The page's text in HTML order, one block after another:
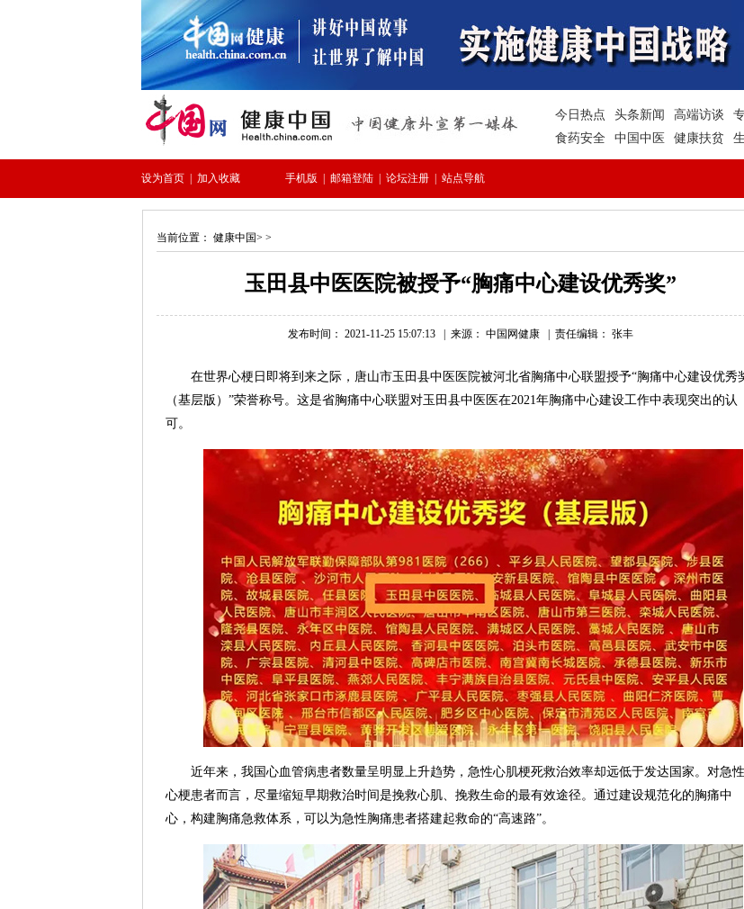
当前位置： 健康中国> >
玉田县中医医院被授予“胸痛中心建设优秀奖”
发布时间： 2021-11-25 15:07:13 来源： 中国网健康 责任编辑： 张丰
在世界心梗日即将到来之际，唐山市玉田县中医医院被河北省胸痛中心联盟授予“胸痛中心建设优秀
（基层版）”荣誉称号。这是省胸痛中心联盟对玉田县中医医在2021年胸痛中心建设工作中表现突出的认
可。
近年来，我国心血管病患者数量呈明显上升趋势，急性心肌梗死救治效率却远低于发达国家。对急性
心梗患者而言，尽量缩短早期救治时间是挽救心肌、挽救生命的最有效途径。通过建设规范化的胸痛中
心，构建胸痛急救体系，可以为急性胸痛患者搭建起救命的“高速路”。